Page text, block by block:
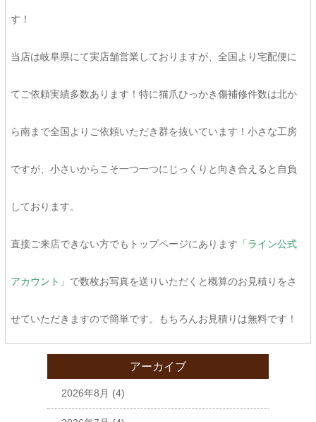
す！
当店は岐阜県にて実店舗営業しておりますが、全国より宅配便に
てご依頼実績多数あります！特に猫爪ひっかき傷補修件数は北か
ら南まで全国よりご依頼いただき群を抜いています！小さな工房
ですが、小さいからこそ一つ一つにじっくりと向き合えると自負
しております。
直接ご来店できない方でもトップページにあります 「ライン公式
アカウント」 で数枚お写真を送りいただくと概算のお見積りをさ
せていただきますので簡単です。もちろんお見積りは無料です！
アーカイブ
2026年8月 (4)